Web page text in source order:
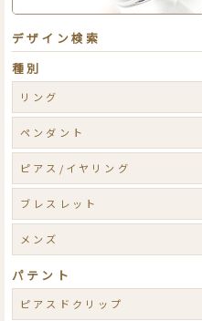
デザイン検索
種別
リング
ペンダント
ピアス/イヤリング
ブレスレット
メンズ
パテント
ピアスドクリップ